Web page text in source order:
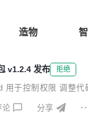
造物
v1.2.4 发布 拒绝
于控制权限 调整
论 分享